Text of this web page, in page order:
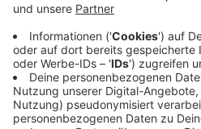
Zum Newsletter